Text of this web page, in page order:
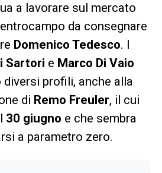
a lavorare sul mercato
da consegnare
Domenico Tedesco. I
Sartori e Marco Di Vaio
profili, anche alla
di Remo Freuler, il cui
30 giugno e che sembra
a parametro zero.